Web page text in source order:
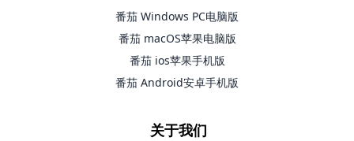
番茄 Windows PC电脑版
番茄 macOS苹果电脑版
番茄 ios苹果手机版
番茄 Android安卓手机版
关于我们